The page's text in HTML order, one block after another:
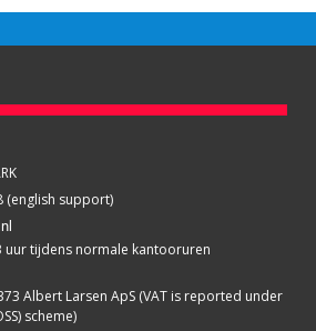
(english support)
uur tijdens normale kantooruren
Albert Larsen ApS (VAT is reported under
scheme)